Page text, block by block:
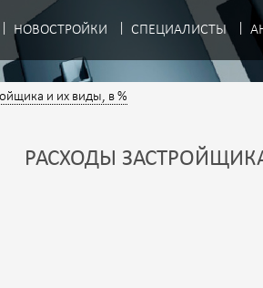
НОВОСТРОЙКИ СПЕЦИАЛИСТЫ
и их виды, в %
РАСХОДЫ